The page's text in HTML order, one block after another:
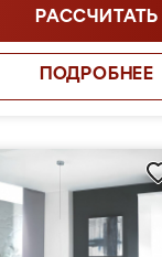
РАССЧИТАТЬ
ПОДРОБНЕЕ